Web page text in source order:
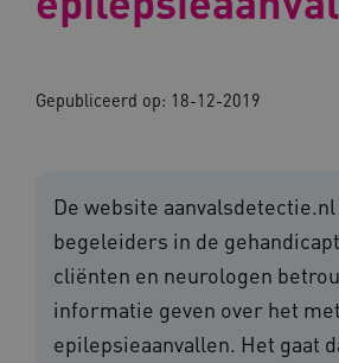
Gepubliceerd op: 18-12-2019
De website
begeleiders in de
cliënten en neurologen
informatie geven over het
epilepsieaanvallen. Het gaat